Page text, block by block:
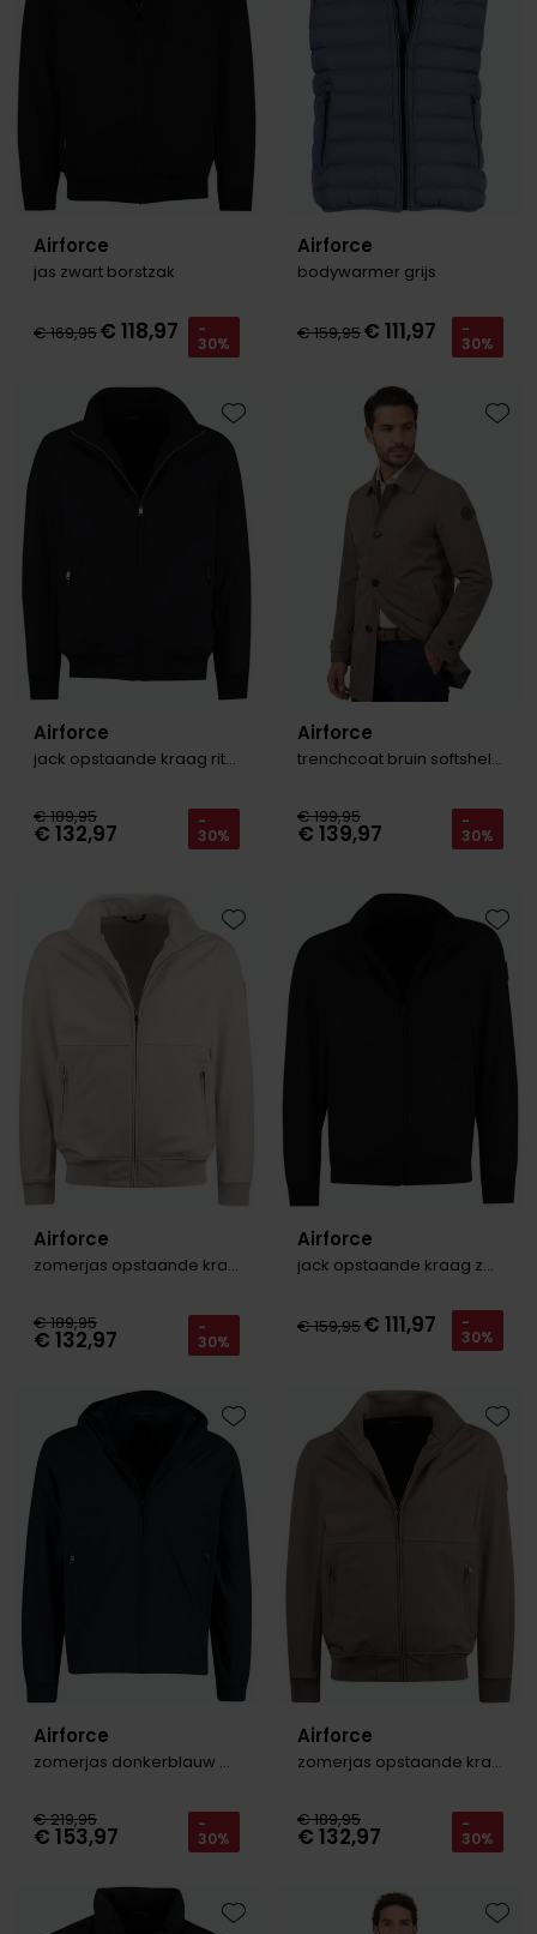
Airforce
jas zwart borstzak
€ 169,95€ 118,97 -
30%
Airforce
bodywarmer grijs
€ 159,95€ 111,97 -
30%
Airforce
jack opstaande kraag rits navy
€ 189,95
€ 132,97 -
30%
Toevoegen aan favorieten
Airforce
trenchcoat bruin softshell polokraag
€ 199,95
€ 139,97 -
30%
Airforce
zomerjas opstaande kraag rits beige
€ 189,95
€ 132,97 -
30%
Toevoegen aan favorieten
Airforce
jack opstaande kraag zwart rits
€ 159,95€ 111,97 -
30%
Airforce
zomerjas donkerblauw met capuchon
€ 219,95
€ 153,97 -
30%
Toevoegen aan favorieten
Airforce
zomerjas opstaande kraag rits bruin
€ 189,95
€ 132,97 -
30%